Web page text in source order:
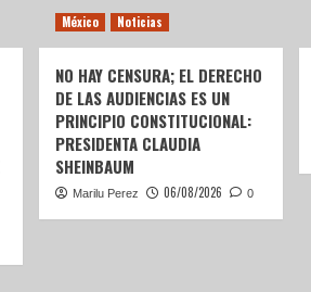
México Noticias
NO HAY CENSURA; EL DERECHO
DE LAS AUDIENCIAS ES UN
PRINCIPIO CONSTITUCIONAL:
PRESIDENTA CLAUDIA
SHEINBAUM
Marilu Perez 06/08/2026 0